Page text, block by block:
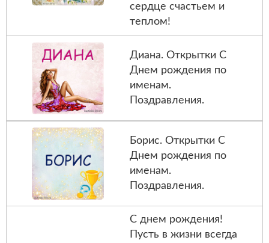
сердце счастьем и
теплом!
Диана. Открытки С
Днем рождения по
именам.
Поздравления.
Борис. Открытки С
Днем рождения по
именам.
Поздравления.
С днем рождения!
Пусть в жизни всегда